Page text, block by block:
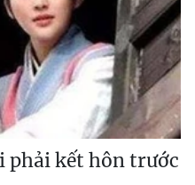
phải kết hôn trước